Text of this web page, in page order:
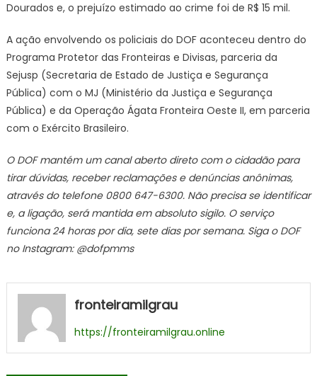
Dourados e, o prejuízo estimado ao crime foi de R$ 15 mil.
A ação envolvendo os policiais do DOF aconteceu dentro do
Programa Protetor das Fronteiras e Divisas, parceria da
Sejusp (Secretaria de Estado de Justiça e Segurança
Pública) com o MJ (Ministério da Justiça e Segurança
Pública) e da Operação Ágata Fronteira Oeste II, em parceria
com o Exército Brasileiro.
O DOF mantém um canal aberto direto com o cidadão para
tirar dúvidas, receber reclamações e denúncias anônimas,
através do telefone 0800 647-6300. Não precisa se identificar
e, a ligação, será mantida em absoluto sigilo. O serviço
funciona 24 horas por dia, sete dias por semana. Siga o DOF
no Instagram: @dofpmms
fronteiramilgrau
https://fronteiramilgrau.online